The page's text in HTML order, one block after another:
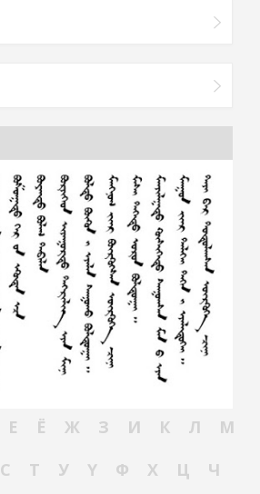
Е Ё Ж З И К Л
М
С Т У Ү Ф Х Ц
Ч